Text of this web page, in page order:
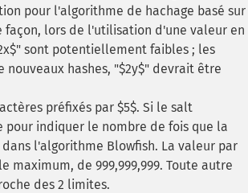
pour l'algorithme de hachage basé sur
lors de l'utilisation d'une valeur en
sont potentiellement faibles ; les
hashes, "$2y$" devrait être
préfixés par $5$. Si le salt
pour indiquer le nombre de fois que la
l'algorithme Blowfish. La valeur par
de 999,999,999. Toute autre
des 2 limites.